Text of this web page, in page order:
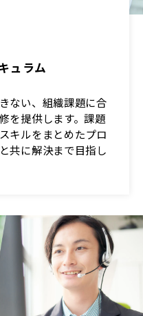
ュラム
ない、組織課題に合
を提供します。課題
キルをまとめたプロ
共に解決まで目指し